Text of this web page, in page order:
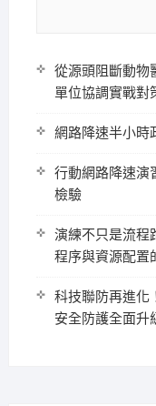
從源頭阻斷動物
單位協調實戰對
網路降速半小時
行動網路降速演
檢驗
演練不只是流程
程序與資源配置
科技聯防再進化
安全防護全面升